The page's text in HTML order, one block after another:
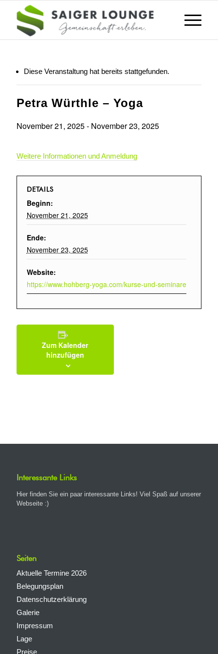
Diese Veranstaltung hat bereits stattgefunden.
Petra Würthle – Yoga
November 21, 2025- November 23, 2025
Weitere Informationen und Anmeldung
DETAILS
Beginn:
November 21, 2025
Ende:
November 23, 2025
Website:
https://www.hohberg-yoga.com/kurse-und-seminare
Zum Kalender
hinzufügen
Interessante Links
Hier finden Sie ein paar interessante Links! Viel Spaß auf unserer
Webseite :)
Seiten
Aktuelle Termine 2026
Belegungsplan
Datenschutzerklärung
Galerie
Impressum
Lage
Preise